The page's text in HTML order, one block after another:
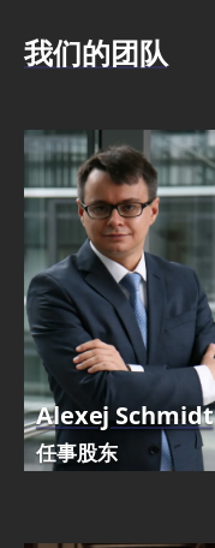
我们的团队
Alexej Schmidt
任事股东